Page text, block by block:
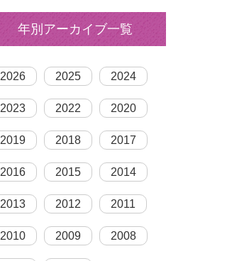
年別アーカイブ一覧
2026 2025 2024
2023 2022 2020
2019 2018 2017
2016 2015 2014
2013 2012 2011
2010 2009 2008